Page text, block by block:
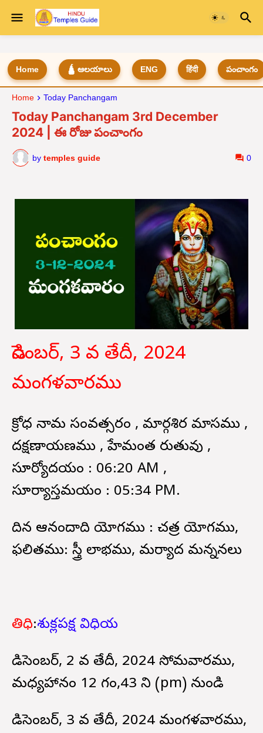
Home 🛕 ఆలయాలు ENG हिंदी పంచాంగం
Home Today Panchangam
Today Panchangam 3rd December
2024 | ఈ రోజు పంచాంగం
by temples guide 0
డిసెంబర్, 3 వ తేదీ, 2024
మంగళవారము
క్రోధ నామ సంవత్సరం , మార్గశిర మాసము ,
దక్షణాయణము , హేమంత రుతువు ,
సూర్యోదయం : 06:20 AM ,
సూర్యాస్తమయం : 05:34 PM.
దిన ఆనందాది యోగము : చత్ర యోగము,
ఫలితము: స్త్రీ లాభము, మర్యాద మన్ననలు
తిధి:శుక్లపక్ష విధియ
డిసెంబర్, 2 వ తేదీ, 2024 సోమవారము,
మధ్యహానం 12 గం,43 ని (pm) నుండి
డిసెంబర్, 3 వ తేదీ, 2024 మంగళవారము,